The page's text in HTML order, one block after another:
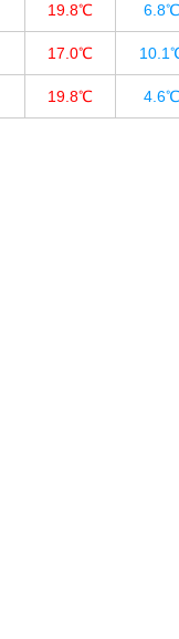
19.8℃ 6.8℃
17.0℃
19.8℃ 4.6℃